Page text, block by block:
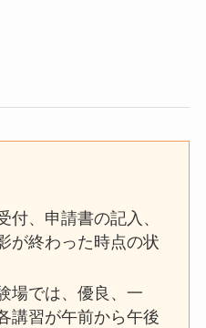
付、申請書の記入、
が終わった時点の状
場では、優良、一
講習が午前から午後